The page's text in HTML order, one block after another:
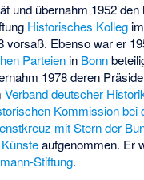
und übernahm 1952
Historisches Kolleg
Ebenso war er
Parteien in Bonn
1978 deren
Verband deutscher
Kommission bei
mit Stern der
aufgenommen. Er
Stiftung.